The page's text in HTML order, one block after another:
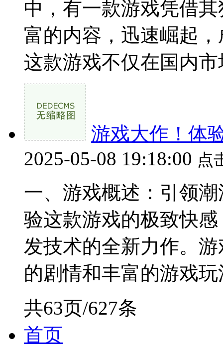
中，有一款游戏凭借
富的内容，迅速崛起
这款游戏不仅在国内市
游戏大作！体
2025-05-08 19:18:00 点
一、游戏概述：引领
验这款游戏的极致快
发技术的全新力作。
的剧情和丰富的游戏玩
共63页/627条
首页